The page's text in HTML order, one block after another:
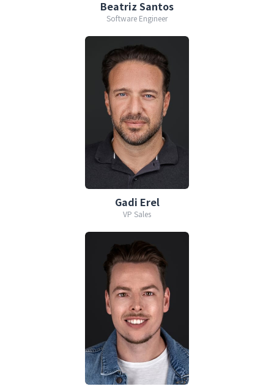
Beatriz Santos
Software Engineer
Gadi Erel
VP Sales